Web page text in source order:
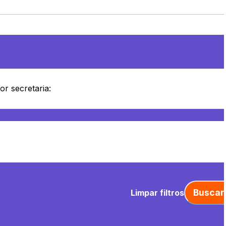
Limpar filtros Buscar